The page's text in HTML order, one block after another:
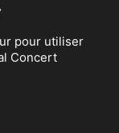
pour utiliser
Concert